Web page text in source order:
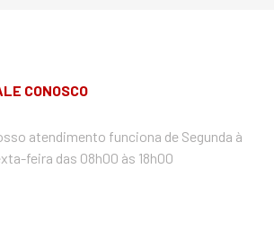
CONOSCO
atendimento funciona de Segunda à
feira das 08h00 às 18h00